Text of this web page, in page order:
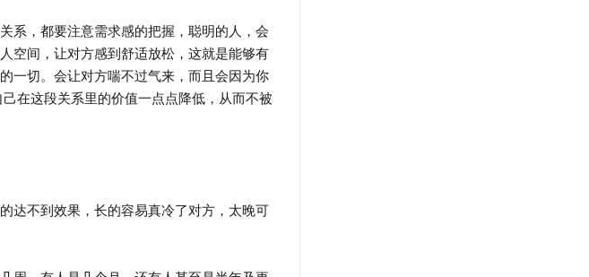
，都要注意需求感的把握，聪明的人，会
空间，让对方感到舒适放松，这就是能够有
一切。会让对方喘不过气来，而且会因为你
在这段关系里的价值一点点降低，从而不被
不到效果，长的容易真冷了对方，太晚可